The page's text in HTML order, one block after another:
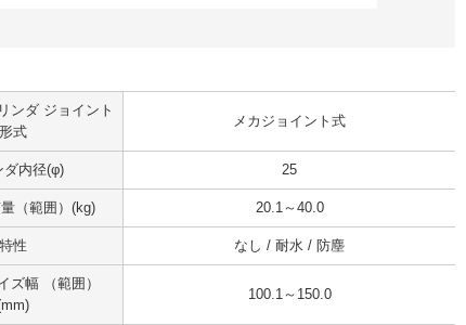
ンダ ジョイント
形式
メカジョイント式
ダ内径(φ) 25
（範囲）(kg) 20.1～40.0
特性 なし / 耐水 / 防塵
ズ幅 （範囲）
100.1～150.0